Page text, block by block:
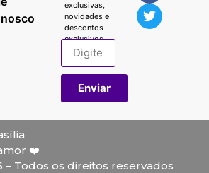
exclusivas,
novidades e
descontos
exclusivos.
Enviar
❤️
– Todos os direitos reservados